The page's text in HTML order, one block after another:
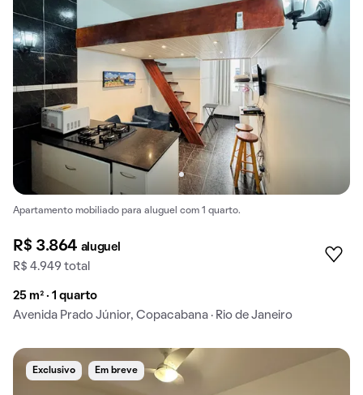
Apartamento mobiliado para aluguel com 1 quarto.
R$ 3.864 aluguel
R$ 4.949 total
25 m² · 1 quarto
Avenida Prado Júnior, Copacabana · Rio de Janeiro
Exclusivo Em breve